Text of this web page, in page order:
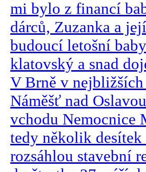
mi bylo z financí
dárců, Zuzanka a
budoucí letošní
klatovský a snad
V Brně v
Náměšť nad
vchodu
tedy několik
rozsáhlou stavební